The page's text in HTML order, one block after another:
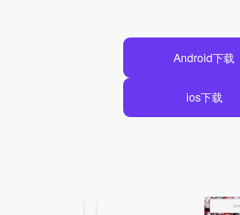
Android下载
ios下载